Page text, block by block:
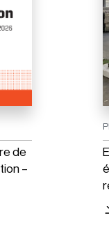
de
–